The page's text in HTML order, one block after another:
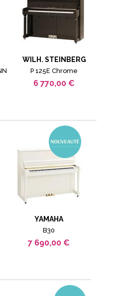
WILH. STEINBERG
P 125E Chrome
6 770,00 €
YAMAHA
B30
7 690,00 €